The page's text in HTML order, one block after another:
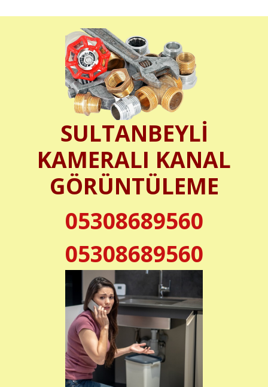
SULTANBEYLİ
KAMERALI KANAL
GÖRÜNTÜLEME
05308689560
05308689560